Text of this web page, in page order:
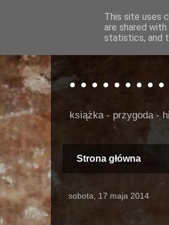
książka - przygoda -
Strona główna
sobota, 17 maja 2014
This site uses
are shared
statistics, and